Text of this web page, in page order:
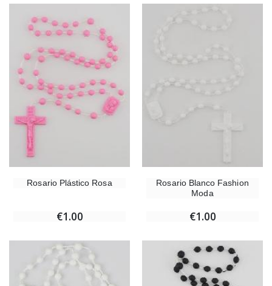
Rosario Plástico Rosa
€1.00
Rosario Blanco Fashion
Moda
€1.00